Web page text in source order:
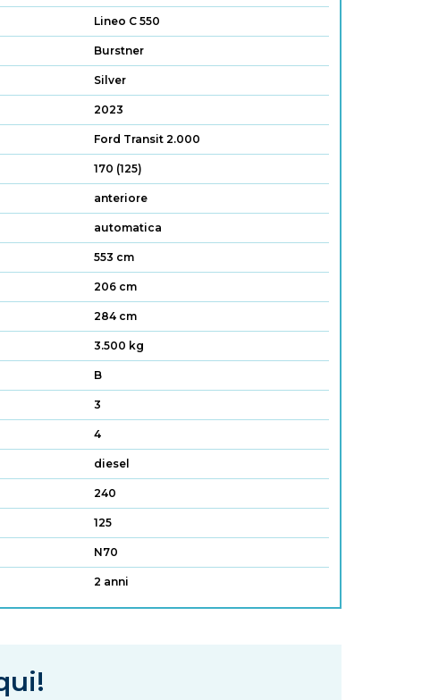
Lineo C 550
Burstner
Silver
2023
Ford Transit 2.000
170 (125)
anteriore
automatica
553 cm
206 cm
284 cm
3.500 kg
B
3
4
diesel
240
125
N70
2 anni